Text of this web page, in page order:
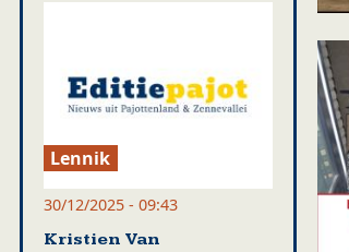
Lennik
30/12/2025 - 09:43
Kristien Van